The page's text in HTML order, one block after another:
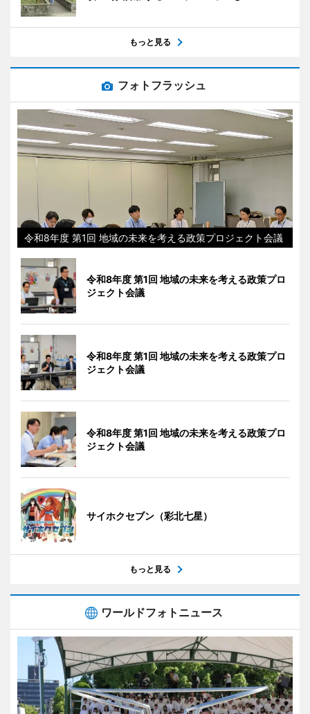
もっと見る
フォトフラッシュ
令和8年度 第1回 地域の未来を考える政策プロジェクト会議
令和8年度 第1回 地域の未来を考える政策プロ
ジェクト会議
令和8年度 第1回 地域の未来を考える政策プロ
ジェクト会議
令和8年度 第1回 地域の未来を考える政策プロ
ジェクト会議
サイホクセブン（彩北七星）
もっと見る
ワールドフォトニュース